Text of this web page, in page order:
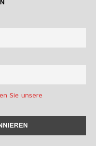
Sie unsere